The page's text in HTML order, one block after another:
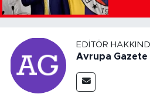
EDITÖR
Avrupa Gazete